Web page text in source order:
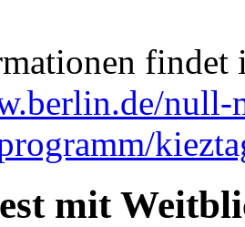
findet
null-
mit